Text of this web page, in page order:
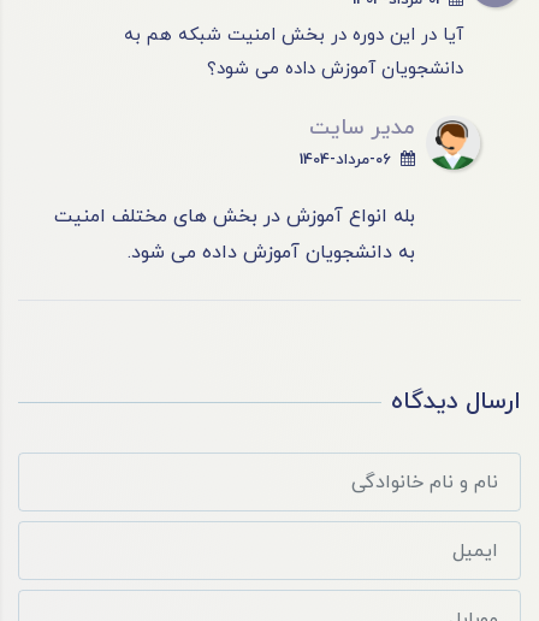
آیا در این دوره در بخش امنیت شبکه هم به
دانشجویان آموزش داده می شود؟
مدیر سایت
06-مرداد-1404
بله انواع آموزش در بخش های مختلف امنیت
به دانشجویان آموزش داده می شود.
ارسال دیدگاه